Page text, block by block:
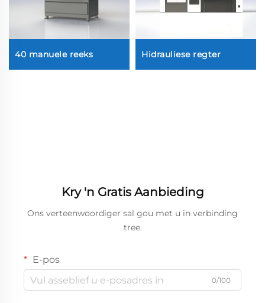
40 manuele reeks Hidrauliese regter
Kry 'n Gratis Aanbieding
Ons verteenwoordiger sal gou met u in verbinding
tree.
E-pos
0/100